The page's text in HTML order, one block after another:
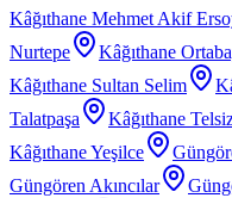
Kâğıthane Mehmet Akif
Nurtepe
Kâğıthane
Kâğıthane Sultan Selim
Talatpaşa
Kâğıthane
Kâğıthane Yeşilce
Güngören Akıncılar